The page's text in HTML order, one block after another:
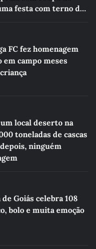
festa com terno de
FC fez homenagem
campo meses
local deserto na
toneladas de cascas
ninguém
Goiás celebra 108
bolo e muita emoção